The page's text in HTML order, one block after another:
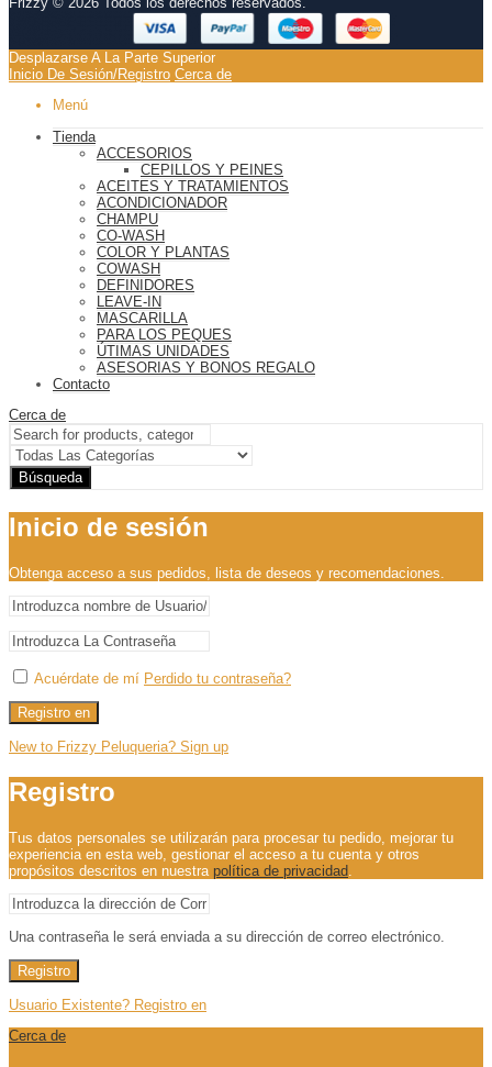
Desplazarse A La Parte Superior
Inicio De Sesión/Registro Cerca de
Menú
Tienda
ACCESORIOS
CEPILLOS Y PEINES
ACEITES Y TRATAMIENTOS
ACONDICIONADOR
CHAMPU
CO-WASH
COLOR Y PLANTAS
COWASH
DEFINIDORES
LEAVE-IN
MASCARILLA
PARA LOS PEQUES
ÚTIMAS UNIDADES
ASESORIAS Y BONOS REGALO
Contacto
Cerca de
Búsqueda
Inicio de sesión
Obtenga acceso a sus pedidos, lista de deseos y recomendaciones.
Acuérdate de mí Perdido tu contraseña?
Registro en
New to Frizzy Peluqueria? Sign up
Registro
Tus datos personales se utilizarán para procesar tu pedido, mejorar tu
experiencia en esta web, gestionar el acceso a tu cuenta y otros
propósitos descritos en nuestra política de privacidad
Una contraseña le será enviada a su dirección de correo electrónico.
Registro
Usuario Existente? Registro en
Cerca de